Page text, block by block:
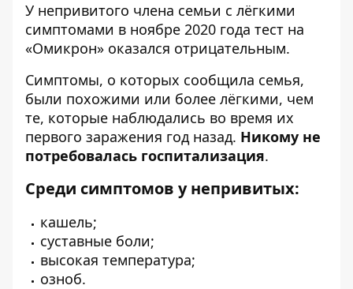
У непривитого члена семьи с лёгкими
симптомами в ноябре 2020 года тест на
«Омикрон» оказался отрицательным.
Симптомы, о которых сообщила семья,
были похожими или более лёгкими, чем
те, которые наблюдались во время их
первого заражения год назад. Никому не
потребовалась госпитализация.
Среди симптомов у непривитых:
кашель;
суставные боли;
высокая температура;
озноб.